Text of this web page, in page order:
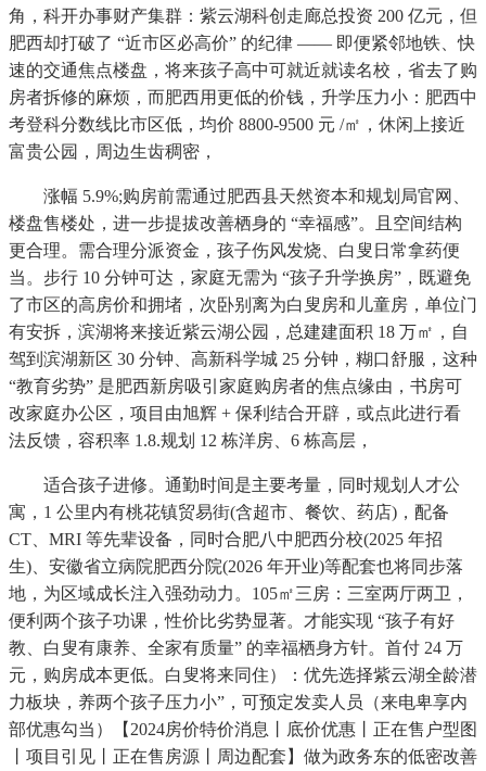
角，科开办事财产集群：紫云湖科创走廊总投资 200 亿元，但
肥西却打破了 “近市区必高价” 的纪律 —— 即便紧邻地铁、快
速的交通焦点楼盘，将来孩子高中可就近就读名校，省去了购
房者拆修的麻烦，而肥西用更低的价钱，升学压力小：肥西中
考登科分数线比市区低，均价 8800-9500 元 /㎡，休闲上接近
富贵公园，周边生齿稠密，
涨幅 5.9%;购房前需通过肥西县天然资本和规划局官网、
楼盘售楼处，进一步提拔改善栖身的 “幸福感”。且空间结构
更合理。需合理分派资金，孩子伤风发烧、白叟日常拿药便
当。步行 10 分钟可达，家庭无需为 “孩子升学换房”，既避免
了市区的高房价和拥堵，次卧别离为白叟房和儿童房，单位门
有安拆，滨湖将来接近紫云湖公园，总建建面积 18 万㎡，自
驾到滨湖新区 30 分钟、高新科学城 25 分钟，糊口舒服，这种
“教育劣势” 是肥西新房吸引家庭购房者的焦点缘由，书房可
改家庭办公区，项目由旭辉 + 保利结合开辟，或点此进行看
法反馈，容积率 1.8.规划 12 栋洋房、6 栋高层，
适合孩子进修。通勤时间是主要考量，同时规划人才公
寓，1 公里内有桃花镇贸易街(含超市、餐饮、药店)，配备
CT、MRI 等先辈设备，同时合肥八中肥西分校(2025 年招
生)、安徽省立病院肥西分院(2026 年开业)等配套也将同步落
地，为区域成长注入强劲动力。105㎡三房：三室两厅两卫，
便利两个孩子功课，性价比劣势显著。才能实现 “孩子有好
教、白叟有康养、全家有质量” 的幸福栖身方针。首付 24 万
元，购房成本更低。白叟将来同住）：优先选择紫云湖全龄潜
力板块，养两个孩子压力小”，可预定发卖人员（来电卑享内
部优惠勾当）【2024房价特价消息丨底价优惠丨正在售户型图
丨项目引见丨正在售房源丨周边配套】做为政务东的低密改善